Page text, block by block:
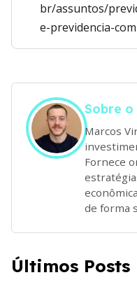
br/assuntos/
e-previdencia-
Sobre o
Marcos
Fornece
de forma
Últimos Posts